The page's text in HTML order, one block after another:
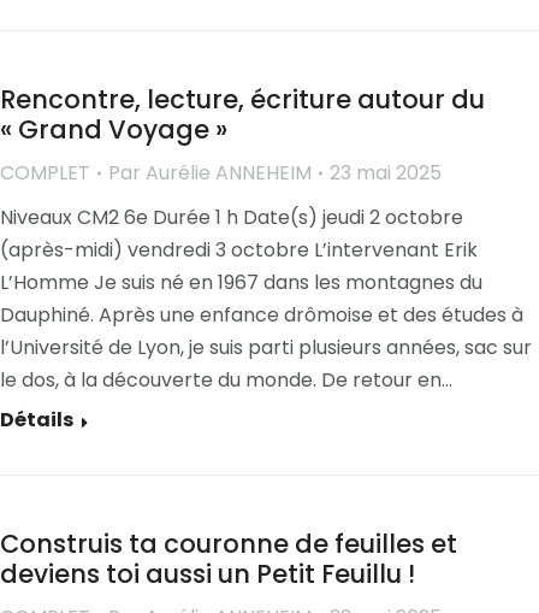
Rencontre, lecture, écriture autour du
« Grand Voyage »
COMPLET Par Aurélie ANNEHEIM
23 mai 2025
Niveaux CM2 6e Durée 1 h Date(s) jeudi 2 octobre
(après-midi) vendredi 3 octobre L’intervenant Erik
L’Homme Je suis né en 1967 dans les montagnes du
Dauphiné. Après une enfance drômoise et des études à
l’Université de Lyon, je suis parti plusieurs années, sac sur
le dos, à la découverte du monde. De retour en…
Détails
Construis ta couronne de feuilles et
deviens toi aussi un Petit Feuillu !